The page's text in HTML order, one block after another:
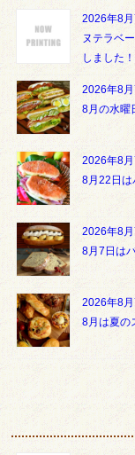
2026年8
ヌテラベ
しました！
2026年8
8月の水曜
2026年8
8月22日は
2026年8
8月7日は
2026年8
8月は夏の